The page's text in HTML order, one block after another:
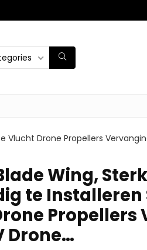
Drone Propellers
Wing,
te Installeren
Propellers
Drone…